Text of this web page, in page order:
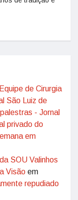
de Cirurgia
São Luiz de
- Jornal
privado do
em
SOU Valinhos
Visão em
repudiado